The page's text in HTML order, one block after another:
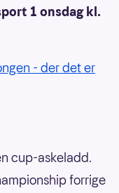
1 onsdag kl.
- der det er
cup-askeladd.
forrige